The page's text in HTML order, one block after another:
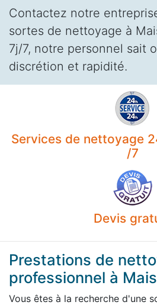
Contactez notre
sortes de nettoyage à
7j/7, notre personnel sait
discrétion et rapidité.
Services de nettoyage
/7
Devis
Prestations de
professionnel à
Vous êtes à la recherche d'une